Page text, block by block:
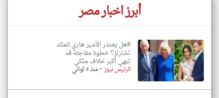
أبرز اخبار مصر
#هل يعتذر الأمير هاري للملك
تشارلز؟ خطوة مفاجئة قد
تنهي أكبر خلاف ملكي
الرئيس نيوز-منذ ٥ ثواني